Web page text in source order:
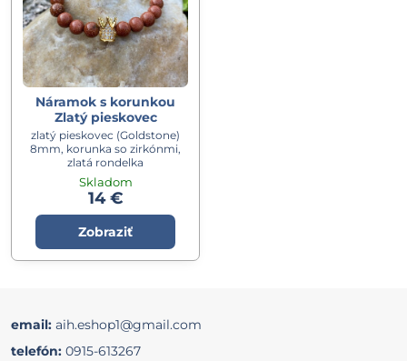
Náramok s korunkou
Zlatý pieskovec
zlatý pieskovec (Goldstone)
8mm, korunka so zirkónmi,
zlatá rondelka
Skladom
14 €
Zobraziť
email: aih.eshop1@gmail.com
telefón: 0915-613267